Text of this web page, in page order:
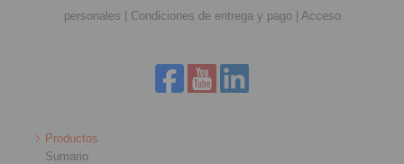
personales
Condiciones de entrega y pago| Acceso
Productos
Sumario